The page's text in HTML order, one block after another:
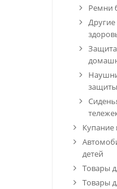
Ремни
Другие
Купание
детей
Товары
Товары